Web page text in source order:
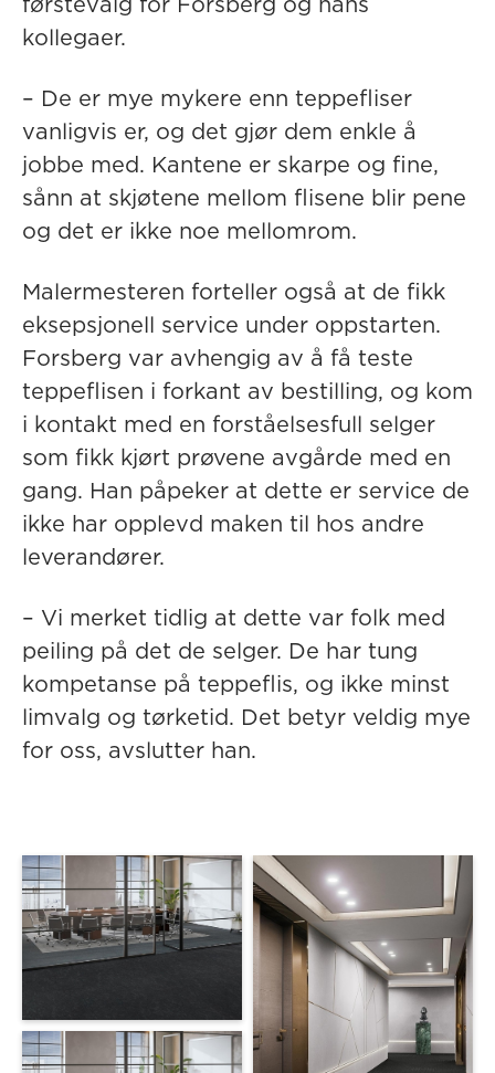
førstevalg for Forsberg og hans
kollegaer.
– De er mye mykere enn teppefliser
vanligvis er, og det gjør dem enkle å
jobbe med. Kantene er skarpe og fine,
sånn at skjøtene mellom flisene blir pene
og det er ikke noe mellomrom.
Malermesteren forteller også at de fikk
eksepsjonell service under oppstarten.
Forsberg var avhengig av å få teste
teppeflisen i forkant av bestilling, og kom
i kontakt med en forståelsesfull selger
som fikk kjørt prøvene avgårde med en
gang. Han påpeker at dette er service de
ikke har opplevd maken til hos andre
leverandører.
– Vi merket tidlig at dette var folk med
peiling på det de selger. De har tung
kompetanse på teppeflis, og ikke minst
limvalg og tørketid. Det betyr veldig mye
for oss, avslutter han.